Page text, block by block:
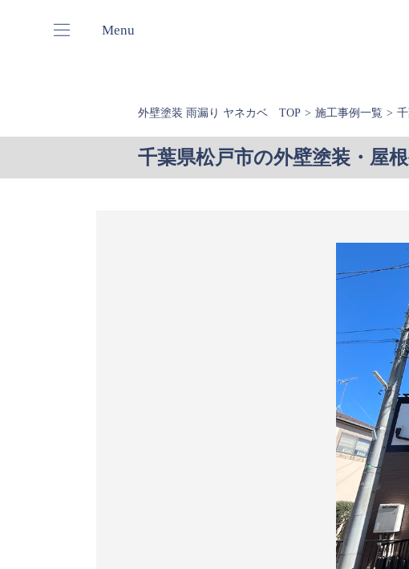
Menu
外壁塗装 雨漏り ヤネカベ TOP 施工事例一覧
千葉県松戸市の外壁塗装・屋